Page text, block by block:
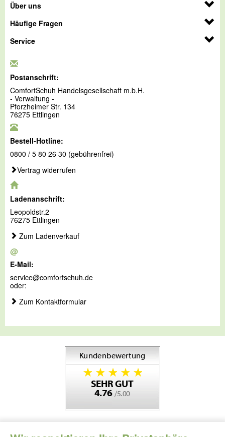
Über uns
Häufige Fragen
Service
Postanschrift:
ComfortSchuh Handelsgesellschaft m.b.H.
- Verwaltung -
Pforzheimer Str. 134
76275 Ettlingen
Bestell-Hotline:
0800 / 5 80 26 30 (gebührenfrei)
Vertrag widerrufen
Ladenanschrift:
Leopoldstr.2
76275 Ettlingen
Zum Ladenverkauf
@
E-Mail:
service@comfortschuh.de
oder:
Zum Kontaktformular